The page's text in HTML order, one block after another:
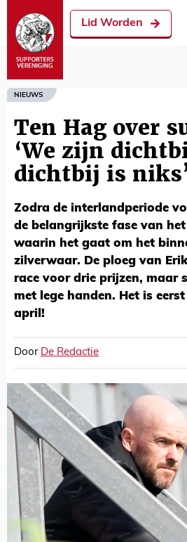
Lid Worden
NIEUWS
Ten Hag over
‘We zijn
dichtbij is
Zodra de interlandperiode
de belangrijkste fase van
waarin het gaat om het
zilverwaar. De ploeg van
race voor drie prijzen, maar
met lege handen. Het is
april!
Door De Redactie